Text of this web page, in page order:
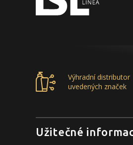
Výhradní distributor
uvedených značek
Užitečné